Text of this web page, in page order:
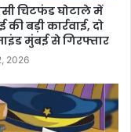
चिटफंड घोटाले में
बड़ी कार्रवाई, दो
मुंबई से गिरफ्तार
2026